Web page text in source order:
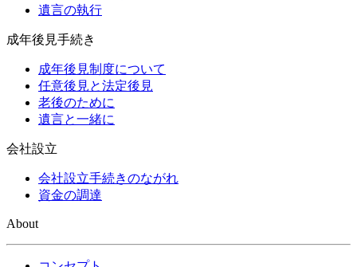
遺言の執行
成年後見手続き
成年後見制度について
任意後見と法定後見
老後のために
遺言と一緒に
会社設立
会社設立手続きのながれ
資金の調達
About